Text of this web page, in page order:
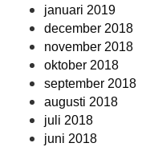
januari 2019
december 2018
november 2018
oktober 2018
september 2018
augusti 2018
juli 2018
juni 2018